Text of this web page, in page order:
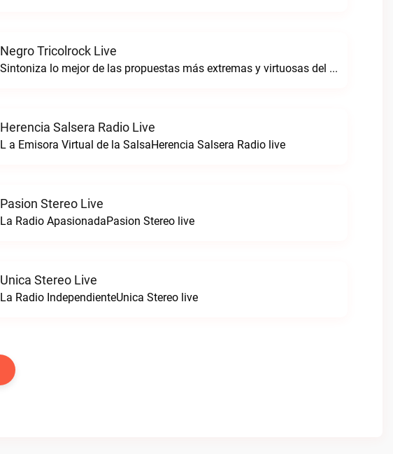
Negro Tricolrock Live
Sintoniza lo mejor de las propuestas más extremas y virtuosas del metal colombianoNegro Tricolrock live
Herencia Salsera Radio Live
L a Emisora Virtual de la SalsaHerencia Salsera Radio live
Pasion Stereo Live
La Radio ApasionadaPasion Stereo live
Unica Stereo Live
La Radio IndependienteUnica Stereo live